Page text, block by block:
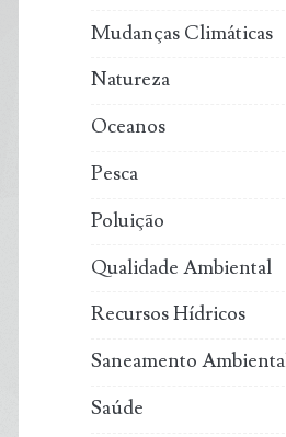
Mudanças Climáticas
Natureza
Oceanos
Pesca
Poluição
Qualidade Ambiental
Recursos Hídricos
Saneamento
Saúde